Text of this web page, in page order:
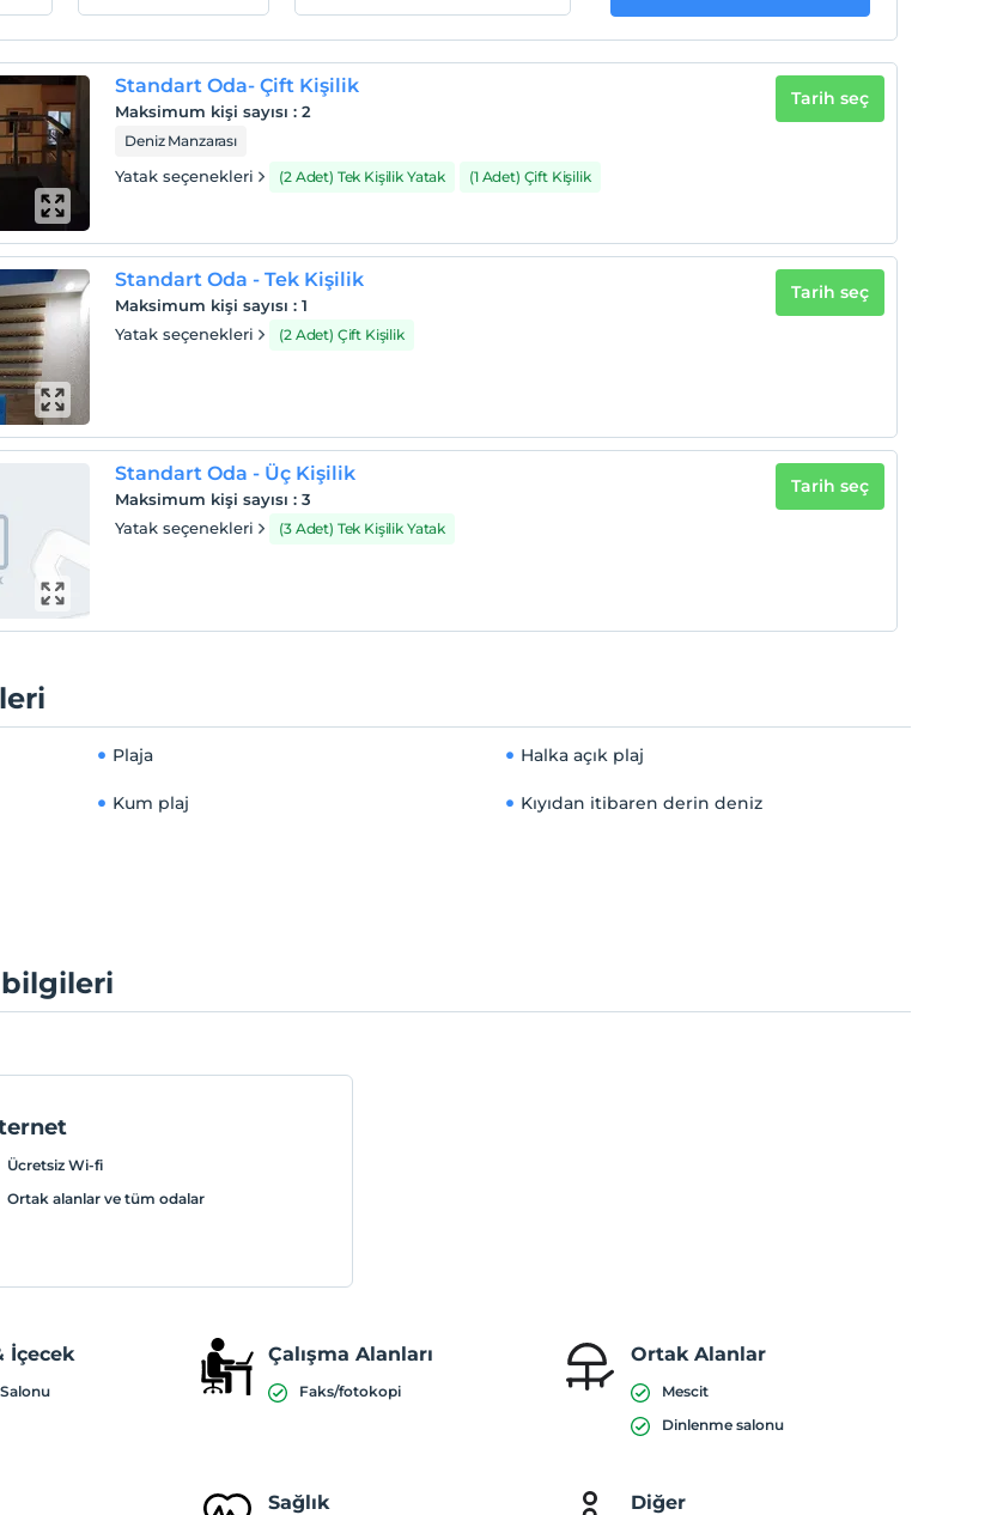
Standart Oda- Çift Kişilik
Maksimum kişi sayısı :2
Deniz Manzarası
Yatak seçenekleri (2 Adet) Tek Kişilik Yatak (1 Adet) Çift Kişilik
Tarih seç
Standart Oda - Tek Kişilik
Maksimum kişi sayısı :1
Yatak seçenekleri
(2 Adet) Çift Kişilik
Tarih seç
Standart Oda - Üç Kişilik
Maksimum kişi sayısı :3
Yatak seçenekleri
(3 Adet) Tek Kişilik Yatak
Tarih seç
Plaja Halka açık plaj
Kum plaj Kıyıdan itibaren derin deniz
Ücretsiz Wi-fi
Ortak alanlar ve tüm odalar
İçecek Çalışma Alanları
Faks/fotokopi
Ortak Alanlar
Mescit
Dinlenme salonu
Sağlık Diğer